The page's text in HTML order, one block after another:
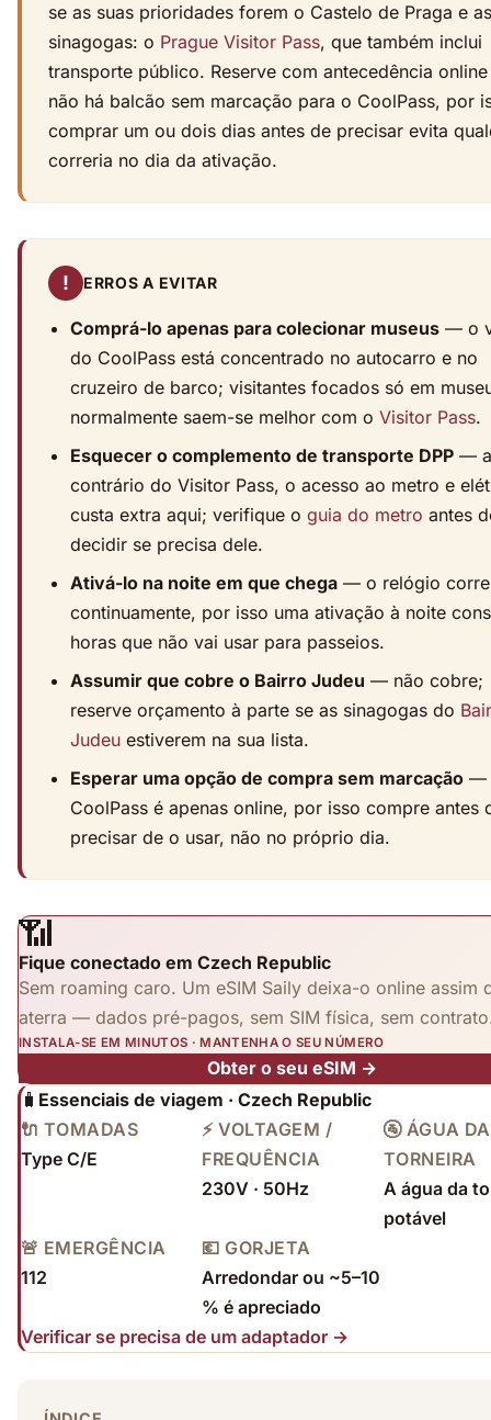
se as suas prioridades forem o Castelo de Praga e as
sinagogas: o Prague Visitor Pass, que também inclui
transporte público. Reserve com antecedência
não há balcão sem marcação para o CoolPass, por
comprar um ou dois dias antes de precisar evita
correria no dia da ativação.
! ERROS A EVITAR
Comprá-lo apenas para colecionar museus — o
do CoolPass está concentrado no autocarro e no
cruzeiro de barco; visitantes focados só em
normalmente saem-se melhor com o Visitor Pass.
Esquecer o complemento de transporte DPP —
contrário do Visitor Pass, o acesso ao metro e
custa extra aqui; verifique o guia do metro antes
decidir se precisa dele.
Ativá-lo na noite em que chega — o relógio corre
continuamente, por isso uma ativação à noite
horas que não vai usar para passeios.
Assumir que cobre o Bairro Judeu — não cobre;
reserve orçamento à parte se as sinagogas do
Judeu estiverem na sua lista.
Esperar uma opção de compra sem marcação —
CoolPass é apenas online, por isso compre antes
precisar de o usar, não no próprio dia.
📶
Fique conectado em Czech Republic
Sem roaming caro. Um eSIM Saily deixa-o online assim
aterra — dados pré-pagos, sem SIM física, sem
INSTALA-SE EM MINUTOS · MANTENHA O SEU NÚMERO
Obter o seu eSIM →
🧳 Essenciais de viagem · Czech Republic
🔌 TOMADAS
Type C/E
⚡ VOLTAGEM /
FREQUÊNCIA
230V · 50Hz
🚰 ÁGUA DA
TORNEIRA
A água da
potável
🚨 EMERGÊNCIA
112
💶 GORJETA
Arredondar ou ~5–10
% é apreciado
Verificar se precisa de um adaptador →